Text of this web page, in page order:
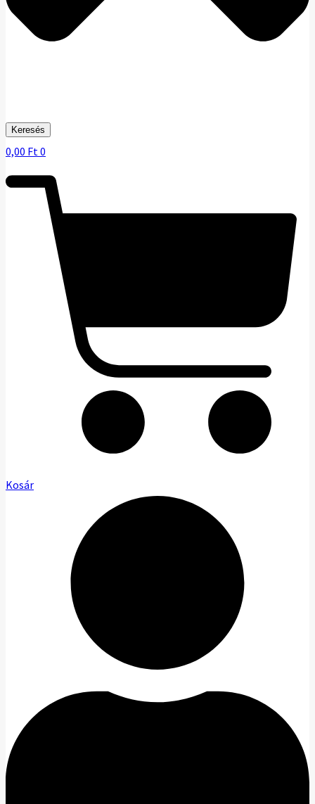
Keresés
0,00 Ft 0
Kosár